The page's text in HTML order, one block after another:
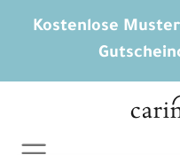
Kostenlose